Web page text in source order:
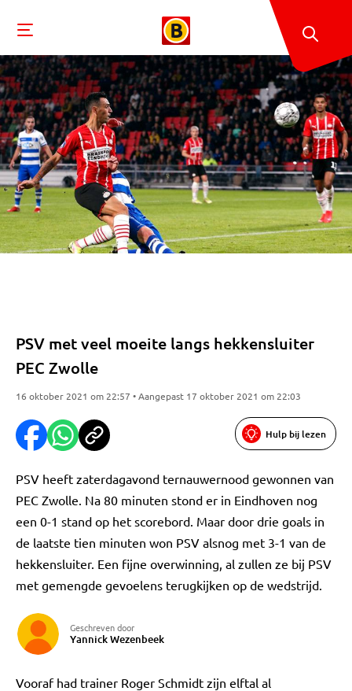
PSV met veel moeite langs hekkensluiter
PEC Zwolle
16 oktober 2021 om 22:57 • Aangepast 17 oktober 2021 om 22:03
Hulp bij lezen
PSV heeft zaterdagavond ternauwernood gewonnen van
PEC Zwolle. Na 80 minuten stond er in Eindhoven nog
een 0-1 stand op het scorebord. Maar door drie goals in
de laatste tien minuten won PSV alsnog met 3-1 van de
hekkensluiter. Een fijne overwinning, al zullen ze bij PSV
met gemengde gevoelens terugkijken op de wedstrijd.
Geschreven door
Yannick Wezenbeek
Vooraf had trainer Roger Schmidt zijn elftal al